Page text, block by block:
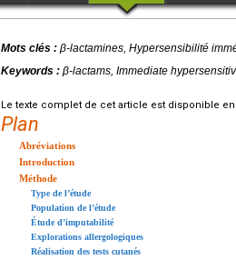
Mots clés : β-lactamines, Hypersensibilité
Keywords : β-lactams, Immediate
Le texte complet de cet article est disponible en
Plan
Abréviations
Introduction
Méthode
Type de l’étude
Population de l’étude
Étude d’imputabilité
Explorations allergologiques
Réalisation des tests cutanés